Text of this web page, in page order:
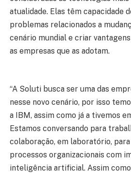
atualidade. Elas têm capacidade
problemas relacionados a
cenário mundial e criar
as empresas que as adotam.
“A Soluti busca ser uma das
nesse novo cenário, por isso
a IBM, assim como já a tivemos
Estamos conversando para
colaboração, em laboratório,
processos organizacionais com
inteligência artificial. Assim